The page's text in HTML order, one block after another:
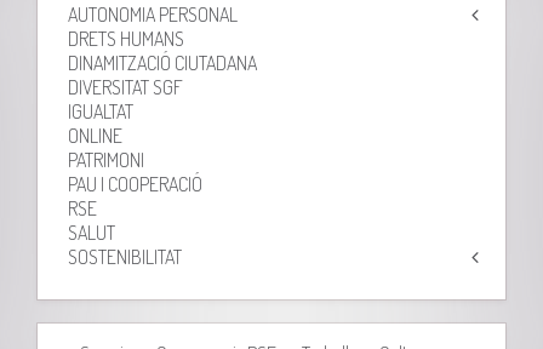
AUTONOMIA PERSONAL
DRETS HUMANS
DINAMITZACIÓ CIUTADANA
DIVERSITAT SGF
IGUALTAT
ONLINE
PATRIMONI
PAU I COOPERACIÓ
RSE
SALUT
SOSTENIBILITAT